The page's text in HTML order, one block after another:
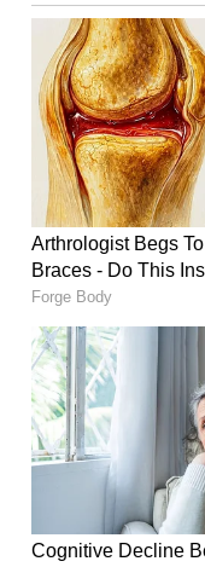
ஆளுநர் ஆர்.என்.
தலைவர்கள்
மற்றும் மத்திய
விழா நடைபெற
தொண்டர்கள்
அண்ணா, கலைஞர்,
வரும் நிலையில்
மாதா கி ஜே என